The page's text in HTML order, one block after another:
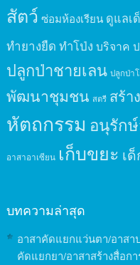
สัตว์ ซ่อมห้องเรียน ดูแลเ
ทำยางยืด ทำโป่ง บริจาค
ปลูกป่าชายเลน ปลูกป่า
พัฒนาชุมชน สตรี สร้า
หัตถกรรม อนุรัก
อาสาอาเซียน เก็บขยะ เ
บทความล่าสุด
อาสาคัดแยกแว่นตา/อาสา
คัดแยกยา/อาสาสร้างสื่อก